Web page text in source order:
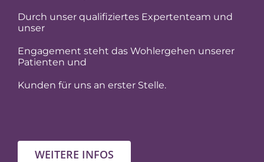
Durch unser qualifiziertes Expertenteam und
unser
Engagement steht das Wohlergehen unserer
Patienten und
Kunden für uns an erster Stelle.
WEITERE INFOS